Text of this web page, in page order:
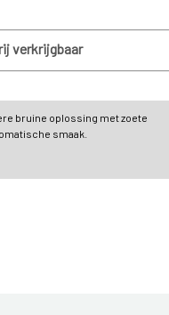
verkrijgbaar
bruine oplossing met zoete
smaak.